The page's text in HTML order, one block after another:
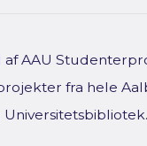
af AAU
fra hele